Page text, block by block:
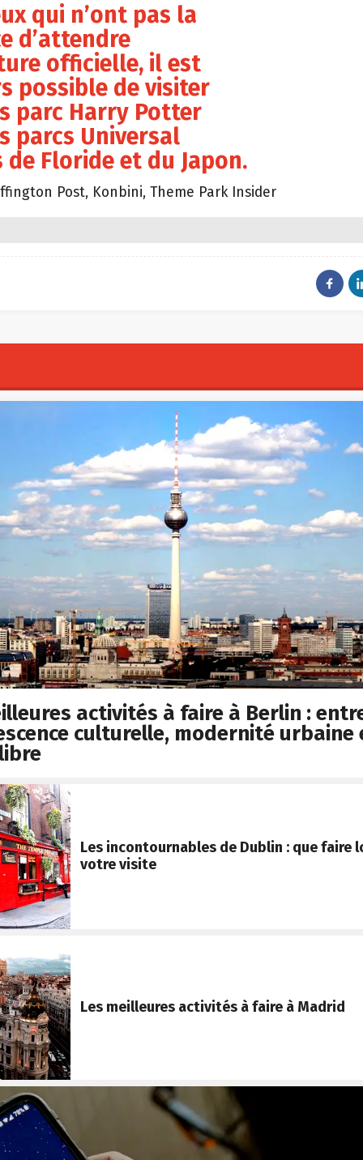
qui n’ont pas la
d’attendre
officielle, il est
possible de visiter
parc Harry Potter
parcs Universal
de Floride et du Japon.
Post, Konbini, Theme Park Insider
activités à faire à Berlin :
culturelle, modernité urbaine
Les incontournables de Dublin : que faire
votre visite
Les meilleures activités à faire à Madrid